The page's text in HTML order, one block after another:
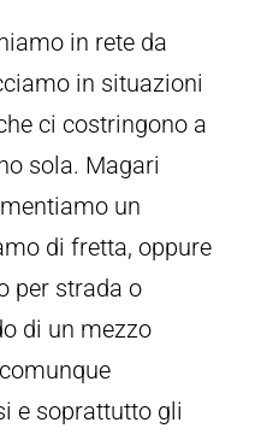
in rete da
in situazioni
ci costringono a
sola. Magari
un
di fretta, oppure
per strada o
di un mezzo
e soprattutto gli